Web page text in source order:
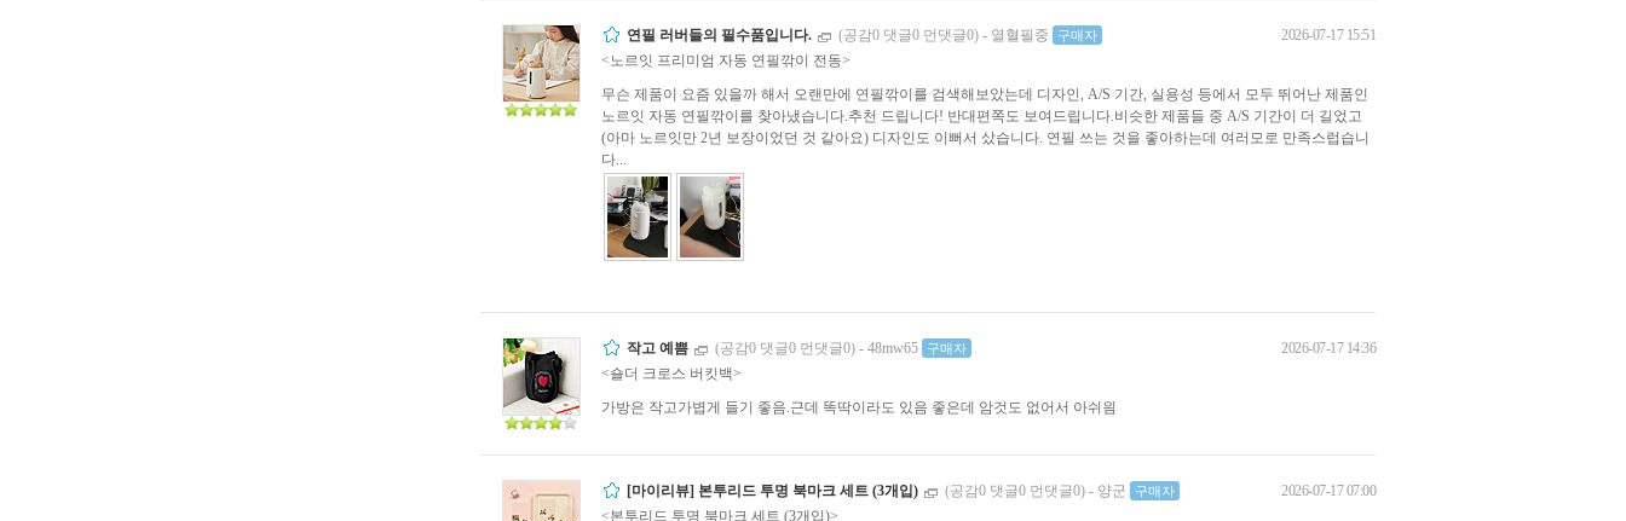
연필 러버들의 필수품입니다. (공감0 댓글0 먼댓글0) - 열혈필중 구매자
<노르잇 프리미엄 자동 연필깎이 전동>
2026-07-17 15:51
무슨 제품이 요즘 있을까 해서 오랜만에 연필깎이를 검색해보았는데 디자인, A/S 기간, 실용성 등에서 모두 뛰어난 제품인
노르잇 자동 연필깎이를 찾아냈습니다.추천 드립니다! 반대편쪽도 보여드립니다.비슷한 제품들 중 A/S 기간이 더 길었고
(아마 노르잇만 2년 보장이었던 것 같아요) 디자인도 이뻐서 샀습니다. 연필 쓰는 것을 좋아하는데 여러모로 만족스럽습니
다...
작고 예쁨 (공감0 댓글0 먼댓글0) - 48mw65 구매자
<숄더 크로스 버킷백>
2026-07-17 14:36
가방은 작고가볍게 들기 좋음.근데 똑딱이라도 있음 좋은데 암것도 없어서 아쉬읨
[마이리뷰] 본투리드 투명 북마크 세트 (3개입) (공감0 댓글0 먼댓글0) - 양군 구매자
<본투리드 투명 북마크 세트 (3개입)>
2026-07-17 07:00